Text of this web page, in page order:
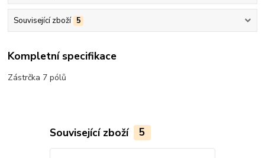
Související zboží 5
Kompletní specifikace
Zástrčka 7 pólů
Související zboží 5